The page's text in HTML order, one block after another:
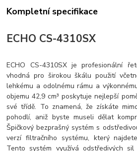
Kompletní specifikace
ECHO CS-4310SX
ECHO CS-4310SX je profesionální
vhodná pro širokou škálu použití
lehkému a odolnému rámu a
objemu 42,9 cm³ poskytuje nejlepší
své třídě. To znamená, že získáte
pohodlí, aniž byste museli dělat
Špičkový bezprašný systém s
verzí filtračního systému, který
Tento systém využívá odstředivých